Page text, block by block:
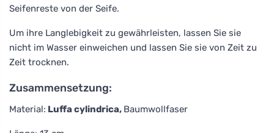
Seifenreste von der Seife.
Um ihre Langlebigkeit zu gewährleisten, lassen Sie sie
nicht im Wasser einweichen und lassen Sie sie von Zeit zu
Zeit trocknen.
Zusammensetzung:
Material: Luffa cylindrica, Baumwollfaser